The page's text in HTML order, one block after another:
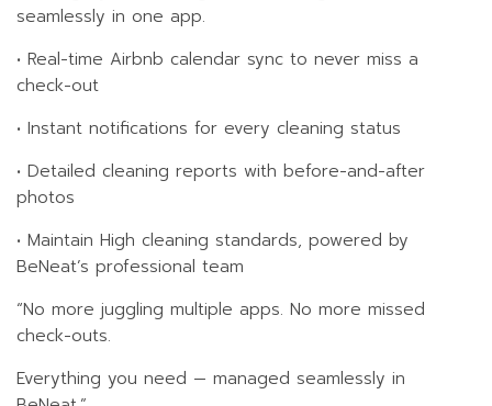
seamlessly in one app.
• Real-time Airbnb calendar sync to never miss a
check-out
• Instant notifications for every cleaning status
• Detailed cleaning reports with before-and-after
photos
• Maintain High cleaning standards, powered by
BeNeat’s professional team
“No more juggling multiple apps. No more missed
check-outs.
Everything you need — managed seamlessly in